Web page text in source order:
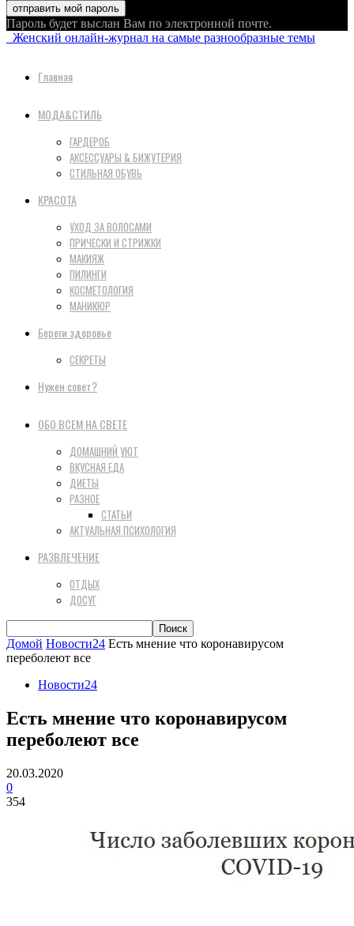
Пароль будет выслан Вам по электронной почте.
Женский онлайн-журнал на самые разнообразные темы
Главная
МОДА&СТИЛЬ
ГАРДЕРОБ
АКСЕССУАРЫ & БИЖУТЕРИЯ
СТИЛЬНАЯ ОБУВЬ
КРАСОТА
УХОД ЗА ВОЛОСАМИ
ПРИЧЕСКИ И СТРИЖКИ
МАКИЯЖ
ПИЛИНГИ
КОСМЕТОЛОГИЯ
МАНИКЮР
Береги здоровье
СЕКРЕТЫ
Нужен совет?
ОБО ВСЕМ НА СВЕТЕ
ДОМАШНИЙ УЮТ
ВКУСНАЯ ЕДА
ДИЕТЫ
РАЗНОЕ
СТАТЬИ
АКТУАЛЬНАЯ ПСИХОЛОГИЯ
РАЗВЛЕЧЕНИЕ
ОТДЫХ
ДОСУГ
Домой Новости24 Есть мнение что коронавирусом
переболеют все
Новости24
Есть мнение что коронавирусом
переболеют все
20.03.2020
0
354